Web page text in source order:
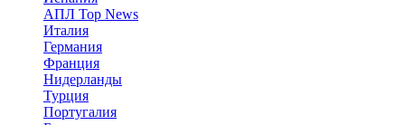
АПЛ Top News
Италия
Германия
Франция
Нидерланды
Турция
Португалия